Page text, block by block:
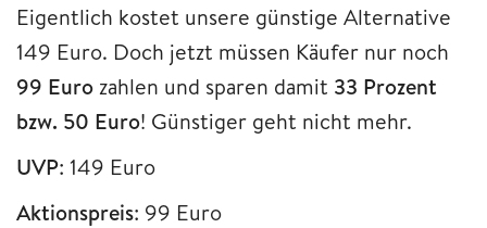
Eigentlich kostet unsere günstige Alternative
149 Euro. Doch jetzt müssen Käufer nur noch
99 Eurozahlen und sparen damit 33 Prozent
bzw. 50 Euro! Günstiger geht nicht mehr.
UVP: 149 Euro
Aktionspreis: 99 Euro